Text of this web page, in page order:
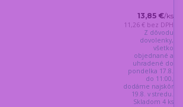
13,85 €/ks
11,26 € bez DPH
Z dôvodu
dovolenky,
všetko
objednané a
uhradené do
pondelka 17.8.
do 11:00,
dodáme najskôr
19.8. v stredu.
Skladom 4 ks